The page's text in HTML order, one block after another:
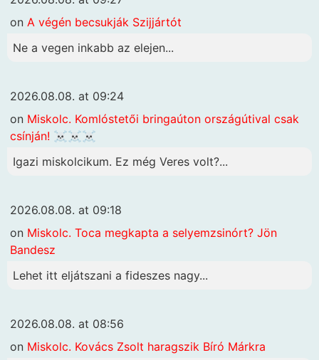
on A végén becsukják Szijjártót
Ne a vegen inkabb az elejen...
2026.08.08. at 09:24
on Miskolc. Komlóstetői bringaúton országútival csak
csínján! ☠️☠️☠️
Igazi miskolcikum. Ez még Veres volt?...
2026.08.08. at 09:18
on Miskolc. Toca megkapta a selyemzsinórt? Jön
Bandesz
Lehet itt eljátszani a fideszes nagy...
2026.08.08. at 08:56
on Miskolc. Kovács Zsolt haragszik Bíró Márkra